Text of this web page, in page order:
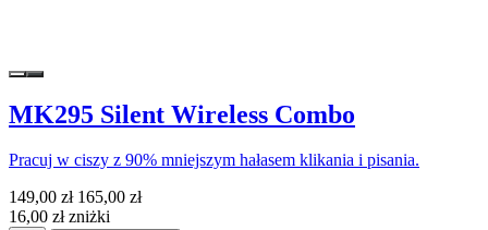
MK295 Silent Wireless Combo
Pracuj w ciszy z 90% mniejszym hałasem klikania i pisania.
149,00 zł 165,00 zł
16,00 zł zniżki